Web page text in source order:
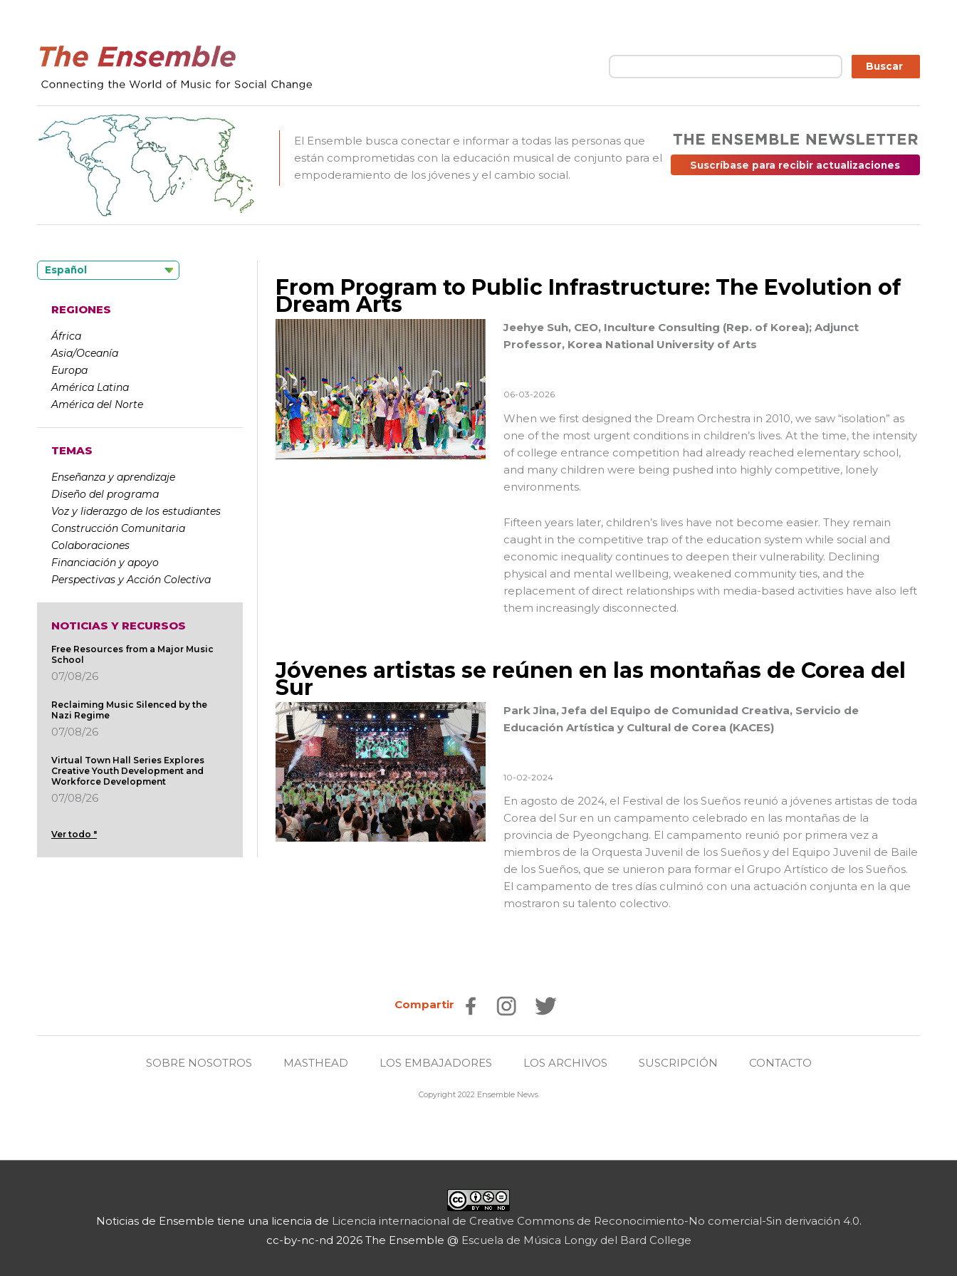
Buscar Buscar
El Ensemble busca conectar e informar a todas las personas que
están comprometidas con la educación musical de conjunto para el
empoderamiento de los jóvenes y el cambio social.
Suscríbase para recibir actualizaciones
Español
REGIONES
África
Asia/Oceanía
Europa
América Latina
América del Norte
TEMAS
Enseñanza y aprendizaje
Diseño del programa
Voz y liderazgo de los estudiantes
Construcción Comunitaria
Colaboraciones
Financiación y apoyo
Perspectivas y Acción Colectiva
NOTICIAS Y RECURSOS
Free Resources from a Major Music
School
07/08/26
Reclaiming Music Silenced by the
Nazi Regime
07/08/26
Virtual Town Hall Series Explores
Creative Youth Development and
Workforce Development
07/08/26
Ver todo "
From Program to Public Infrastructure: The Evolution of
Dream Arts
Jeehye Suh, CEO, Inculture Consulting (Rep. of Korea); Adjunct
Professor, Korea National University of Arts
06-03-2026
When we first designed the Dream Orchestra in 2010, we saw “isolation” as
one of the most urgent conditions in children’s lives. At the time, the intensity
of college entrance competition had already reached elementary school,
and many children were being pushed into highly competitive, lonely
environments.
Fifteen years later, children’s lives have not become easier. They remain
caught in the competitive trap of the education system while social and
economic inequality continues to deepen their vulnerability. Declining
physical and mental wellbeing, weakened community ties, and the
replacement of direct relationships with media-based activities have also left
them increasingly disconnected.
Jóvenes artistas se reúnen en las montañas de Corea del
Sur
Park Jina, Jefa del Equipo de Comunidad Creativa, Servicio de
Educación Artística y Cultural de Corea (KACES)
10-02-2024
En agosto de 2024, el Festival de los Sueños reunió a jóvenes artistas de toda
Corea del Sur en un campamento celebrado en las montañas de la
provincia de Pyeongchang. El campamento reunió por primera vez a
miembros de la Orquesta Juvenil de los Sueños y del Equipo Juvenil de Baile
de los Sueños, que se unieron para formar el Grupo Artístico de los Sueños.
El campamento de tres días culminó con una actuación conjunta en la que
mostraron su talento colectivo.
Compartir
SOBRE NOSOTROS MASTHEAD LOS EMBAJADORES LOS ARCHIVOS SUSCRIPCIÓN CONTACTO
Copyright 2022 Ensemble News
Noticias de Ensemble tiene una licencia de Licencia internacional de Creative Commons de Reconocimiento-No comercial-Sin derivación 4.0.
cc-by-nc-nd 2026 The Ensemble @ Escuela de Música Longy del Bard College